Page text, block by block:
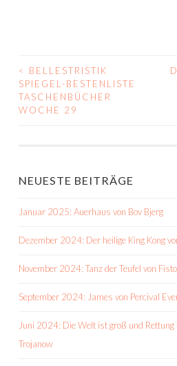
BEITRAGS-
NAVIGATION
<
BELLESTRISTIK
SPIEGEL-BESTENLISTE
TASCHENBÜCHER
WOCHE 29
NEUESTE BEITRÄGE
Januar 2025: Auerhaus von Bov Bjerg
Dezember 2024: Der heilige King Kong
November 2024: Tanz der Teufel von
September 2024: James von Percival
Juni 2024: Die Welt ist groß und
Trojanow